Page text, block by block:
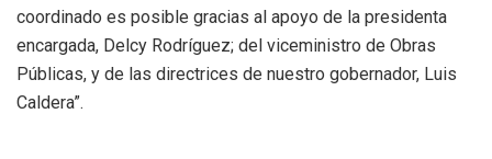
coordinado es posible gracias al apoyo de la presidenta
encargada, Delcy Rodríguez; del viceministro de Obras
Públicas, y de las directrices de nuestro gobernador, Luis
Caldera”.